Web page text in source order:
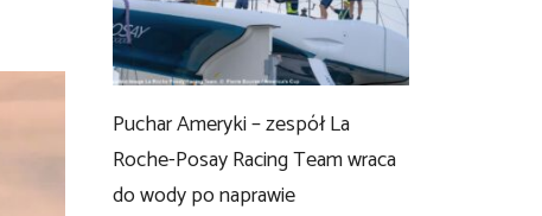
Puchar Ameryki – zespół La
Roche-Posay Racing Team wraca
do wody po naprawie